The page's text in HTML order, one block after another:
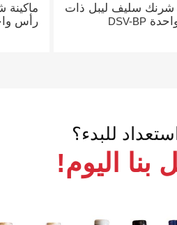
شرنك سليف ليبل ذات
DSV-BP
رأس
للبدء؟
بنا اليوم!